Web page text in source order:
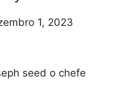
1, 2023
seed o chefe